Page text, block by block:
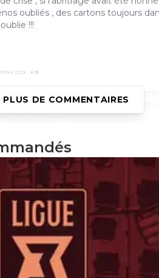
oubliés , des cartons toujours
!!!
à 22:23 + 0
un groupe ou il y'a la lazio,
sur le papier)
dire qu'on était favori sur ce
qui arrêtent pas de nous dire
toi Riolovraiment des abrutis les
domicile pas à l’extérieur déjà ,
raconter qu'on joue pas le jeu ...il
défaite
PLUS DE COMMENTAIRES